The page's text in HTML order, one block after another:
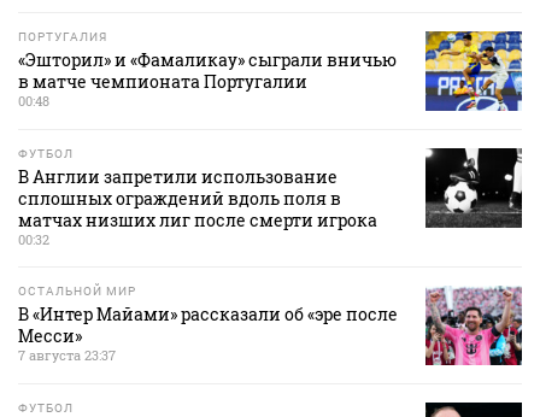
ПОРТУГАЛИЯ
«Эшторил» и «Фамаликау» сыграли вничью
в матче чемпионата Португалии
00:48
ФУТБОЛ
В Англии запретили использование
сплошных ограждений вдоль поля в
матчах низших лиг после смерти игрока
00:32
ОСТАЛЬНОЙ МИР
В «Интер Майами» рассказали об «эре после
Месси»
7 августа 23:37
ФУТБОЛ